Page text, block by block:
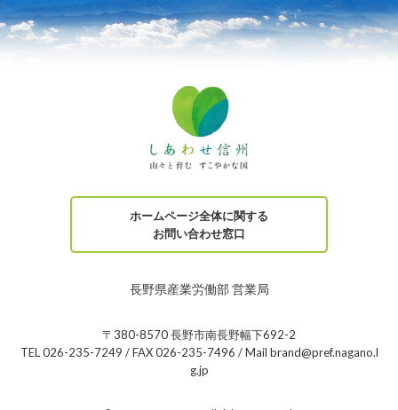
ホームページ全体に関する
お問い合わせ窓口
長野県産業労働部 営業局
〒380-8570 長野市南長野幅下692-2
TEL 026-235-7249 / FAX 026-235-7496 / Mail brand@pref.nagano.l
g.jp